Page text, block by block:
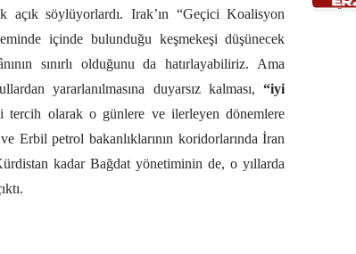
söylüyorlardı. Irak’ın “Geçici Koalisyon
içinde bulunduğu keşmekeşi düşünecek
sınırlı olduğunu da hatırlayabiliriz. Ama
yararlanılmasına duyarsız kalması,“iyi
tercih olarak o günlere ve ilerleyen dönemlere
Erbil petrol bakanlıklarının koridorlarında İran
kadar Bağdat yönetiminin de, o yıllarda